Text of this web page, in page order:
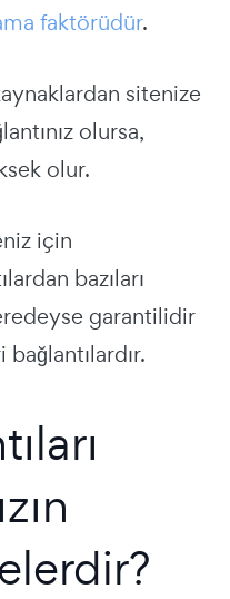
faktörüdür.
sitenize
olursa,
olur.
için
bazıları
garantilidir